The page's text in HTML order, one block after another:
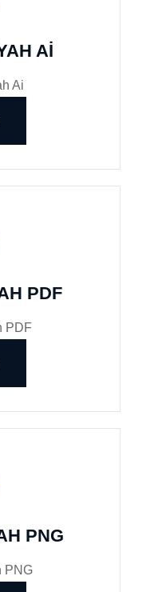
AI
Ai
PDF
PDF
PNG
PNG